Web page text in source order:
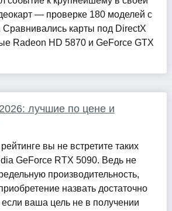
— проверке 180 моделей с
Сравнивались карты под DirectX
Radeon HD 5870 и GeForce GTX
лучшие по цене и
вы не встретите таких
GeForce RTX 5090. Ведь не
производительность,
назвать достаточно
ваша цель не в получении